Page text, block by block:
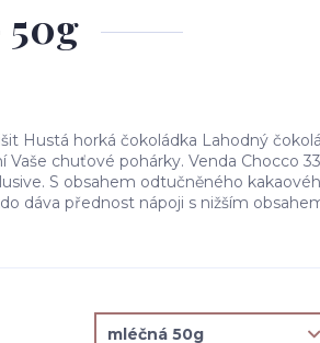
Hustá horká čokoládka Lahodný
Vaše chuťové pohárky. Venda Chocco
S obsahem odtučněného
dáva přednost nápoji s nižším